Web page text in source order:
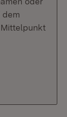
dem